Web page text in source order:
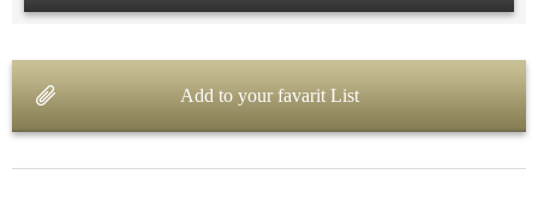
Add to your favarit List